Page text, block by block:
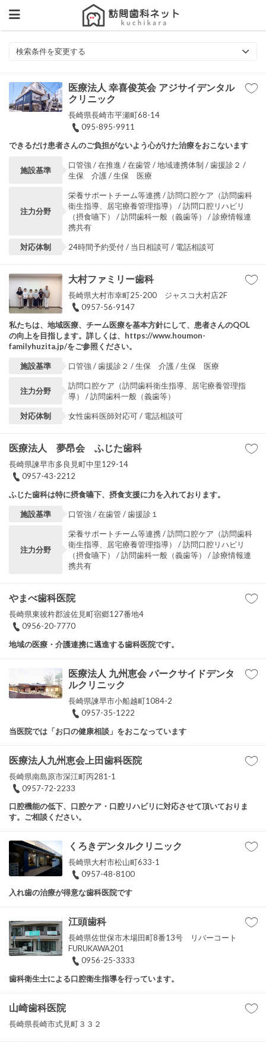
検索条件を変更する
医療法人 幸喜俊英会 アジサイデンタル
クリニック
長崎県長崎市平瀬町68-14
095-895-9911
できるだけ患者さんのご負担がないよう心がけた治療をおこないます
施設基準
口管強 / 在推進 / 在歯管 / 地域連携体制 / 歯援診２ /
生保 介護 / 生保 医療
注力分野
栄養サポートチーム等連携 / 訪問口腔ケア（訪問歯科
衛生指導、居宅療養管理指導） / 訪問口腔リハビリ
（摂食嚥下） / 訪問歯科一般（義歯等） / 診療情報連
携共有
対応体制 24時間予約受付 / 当日相談可 / 電話相談可
大村ファミリー歯科
長崎県大村市幸町25-200 ジャスコ大村店2F
0957-56-9147
私たちは、地域医療、チーム医療を基本方針にして、患者さんのQOL
の向上を目指します。詳しくは、https://www.houmon-
familyhuzita.jp/をご参照ください。
施設基準 口管強 / 歯援診２ / 生保 介護 / 生保 医療
注力分野
訪問口腔ケア（訪問歯科衛生指導、居宅療養管理指
導） / 訪問歯科一般（義歯等）
対応体制 女性歯科医師対応可 / 電話相談可
医療法人 夢昂会 ふじた歯科
長崎県諫早市多良見町中里129-14
0957-43-2212
ふじた歯科は特に摂食嚥下、摂食支援に力を入れております。
施設基準 口管強 / 在歯管 / 歯援診１
注力分野
栄養サポートチーム等連携 / 訪問口腔ケア（訪問歯科
衛生指導、居宅療養管理指導） / 訪問口腔リハビリ
（摂食嚥下） / 訪問歯科一般（義歯等） / 診療情報連
携共有
やまべ歯科医院
長崎県東彼杵郡波佐見町宿郷127番地4
0956-20-7770
地域の医療・介護連携に邁進する歯科医院です。
医療法人 九州恵会 パークサイドデンタ
ルクリニック
長崎県諫早市小船越町1084-2
0957-35-1222
当医院では「お口の健康相談」をおこなっています
医療法人九州恵会上田歯科医院
長崎県南島原市深江町丙281-1
0957-72-2233
口腔機能の低下、口腔ケア・口腔リハビリに対応させて頂いておりま
す。ご相談ください。
くろきデンタルクリニック
長崎県大村市松山町633-1
0957-48-8100
入れ歯の治療が得意な歯科医院です
江頭歯科
長崎県佐世保市木場田町8番13号 リバーコート
FURUKAWA201
0956-25-3333
歯科衛生士による口腔衛生指導を行っています。
山崎歯科医院
長崎県長崎市式見町３３２